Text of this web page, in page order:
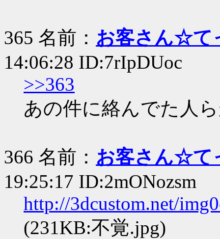
365 名前： お客さん☆て
14:06:28 ID:7rIpDUoc
>>363
あの件に絡んでた人
366 名前： お客さん☆て
19:25:17 ID:2mONozsm
http://3dcustom.net/
(231KB:不覚.jpg)